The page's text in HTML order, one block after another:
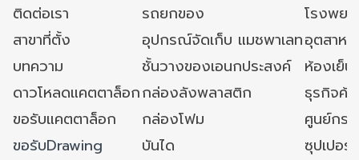
ติดต่อเรา
รถยกของ
โรงพย
สาขาที่ตั้ง
อุปกรณ์จัดเก็บ แมชพาเลทอุตสาหก
บทความ
ชั้นวางของเอนกประสงค์
ห้องเย็
ดาวโหลดแคตตาล็อกกล่องลังพลาสติก
ธุรกิจค้
ขอรับแคตตาล็อก
กล่องโฟม
ศูนย์กร
ขอรับDrawing
บันได
ซุปเปอ